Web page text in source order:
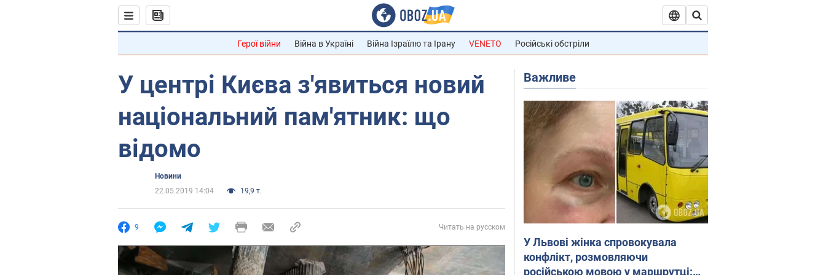
Герої війни Війна в Україні Війна Ізраїлю та Ірану VENETO Російські обстріли
У центрі Києва з'явиться новий
національний пам'ятник: що
відомо
Новини
22.05.2019 14:04
19,9 т.
9 Читать на русском
Важливе
У Львові жінка спровокувала
конфлікт, розмовляючи
російською мовою у маршрутці: